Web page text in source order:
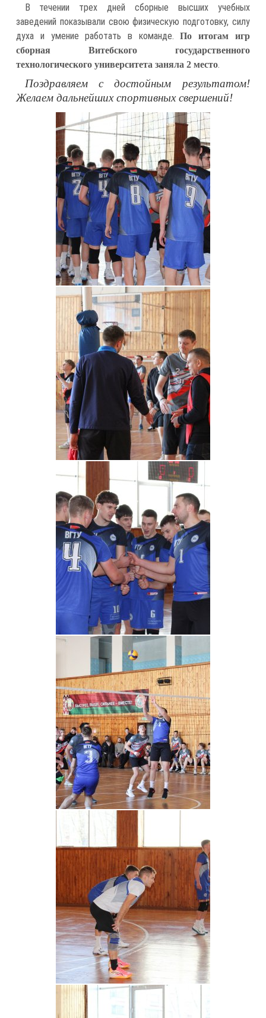
В течении трех дней сборные высших учебных
заведений показывали свою физическую подготовку, силу
духа и умение работать в команде.По итогам игр
сборная Витебского государственного
технологического университета заняла 2 место.
Поздравляем с достойным результатом!
Желаем дальнейших спортивных свершений!